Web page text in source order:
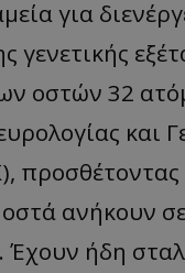
για
γενετικής
οστών 32
και
προσθέτοντας
ανήκουν
Έχουν ήδη